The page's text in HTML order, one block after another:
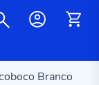
Branco